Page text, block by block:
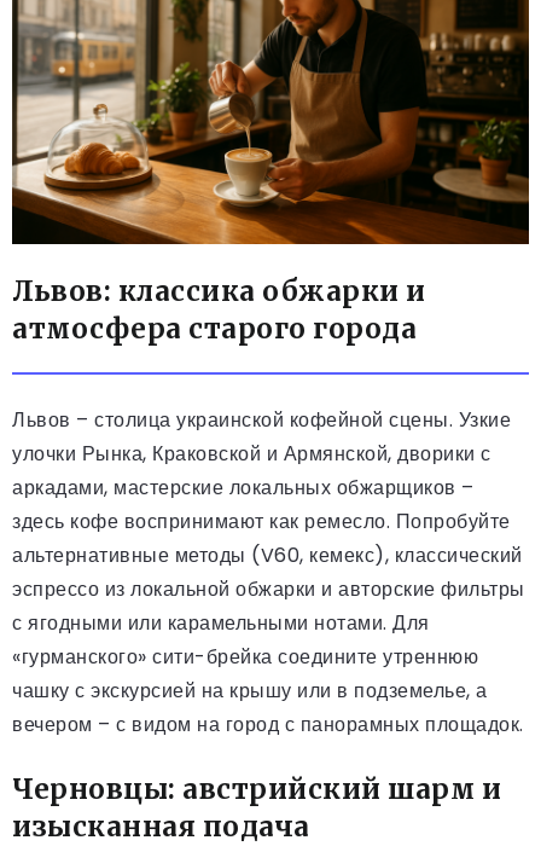
Львов: классика обжарки и
атмосфера старого города
Львов – столица украинской кофейной сцены. Узкие
улочки Рынка, Краковской и Армянской, дворики с
аркадами, мастерские локальных обжарщиков –
здесь кофе воспринимают как ремесло. Попробуйте
альтернативные методы (V60, кемекс), классический
эспрессо из локальной обжарки и авторские фильтры
с ягодными или карамельными нотами. Для
«гурманского» сити-брейка соедините утреннюю
чашку с экскурсией на крышу или в подземелье, а
вечером – с видом на город с панорамных площадок.
Черновцы: австрийский шарм и
изысканная подача